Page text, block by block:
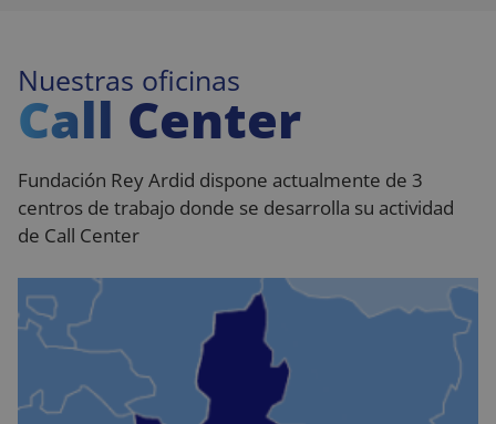
Nuestras oficinas
Call Center
Fundación Rey Ardid dispone actualmente de 3
centros de trabajo donde se desarrolla su actividad
de Call Center